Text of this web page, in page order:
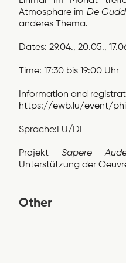
Atmosphäre im De
anderes Thema.
Dates: 29.04., 20.05.,
Time: 17:30 bis 19:00 Uhr
Information and
https://ewb.lu/event/
Sprache:LU/DE
Projekt Sapere
Unterstützung der
Other